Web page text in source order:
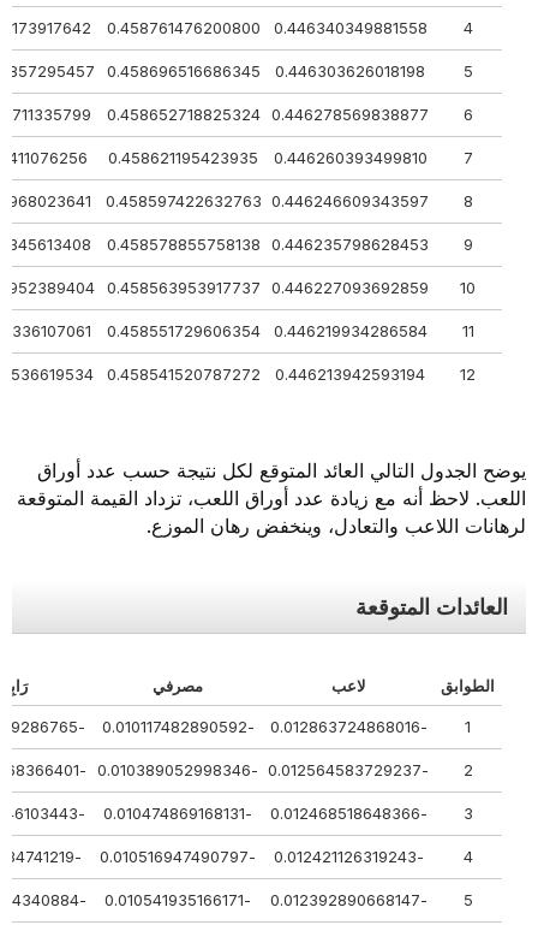
4
0.446340349881558
0.458761476200800
0.446303626018198
0.458696516686345
0.446278569838877
0.458652718825324
0.446260393499810
0.458621195423935
0.446246609343597
0.458597422632763
0.446235798628453
0.458578855758138
10
0.446227093692859
0.458563953917737
11
0.446219934286584
0.458551729606354
12
0.446213942593194
0.458541520787272
يوضح الجدول التالي العائد المتوقع لكل نتيجة حسب عدد أوراق
اللعب. لاحظ أنه مع زيادة عدد أوراق اللعب، تزداد القيمة المتوقعة
لرهانات اللاعب والتعادل، وينخفض رهان الموزع.
العائدات المتوقعة
الطوابق لاعب مصرفي
4